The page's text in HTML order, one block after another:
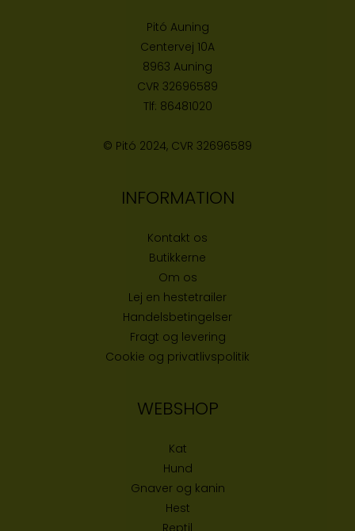
Pitó Auning
Centervej 10A
8963 Auning
CVR 32696589
Tlf: 86481020
© Pitó 2024, CVR 32696589
INFORMATION
Kontakt os
Butikkerne
Om os
Lej en hestetrailer
Handelsbetingelser
Fragt og levering
Cookie og privatlivspolitik
WEBSHOP
Kat
Hund
Gnaver og kanin
Hest
Reptil